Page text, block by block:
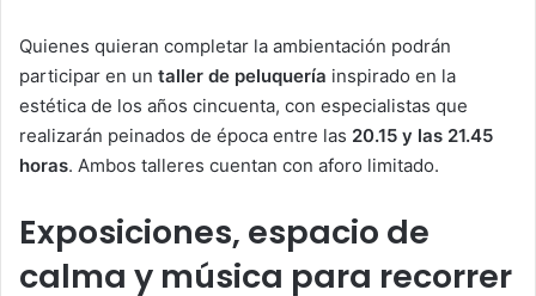
Quienes quieran completar la ambientación podrán
participar en un taller de peluquería inspirado en la
estética de los años cincuenta, con especialistas que
realizarán peinados de época entre las 20.15 y las 21.45
horas. Ambos talleres cuentan con aforo limitado.
Exposiciones, espacio de
calma y música para recorrer